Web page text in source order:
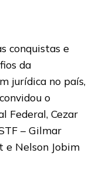
conquistas e
da
jurídica no país,
o
Federal, Cezar
– Gilmar
e Nelson Jobim